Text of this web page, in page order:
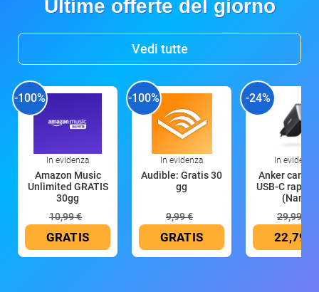
Ultime offerte del giorno
Vedi tutte
-100%
In evidenza
Amazon Music
Unlimited GRATIS
30gg
10,99 €
GRATIS
-100%
In evidenza
Audible: Gratis 30
gg
9,99 €
GRATIS
-24%
In evidenza
Anker
USB-C rapido
(Nano
29,99 €
22,79 €